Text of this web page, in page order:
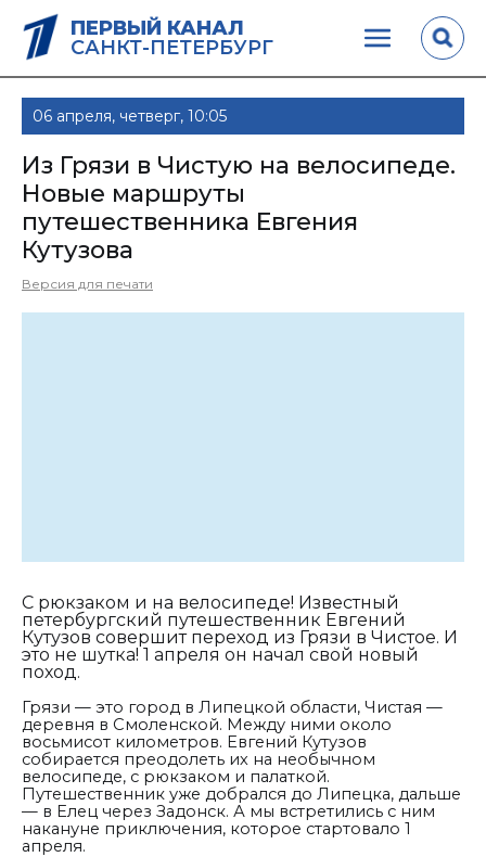
ПЕРВЫЙ КАНАЛ
САНКТ-ПЕТЕРБУРГ
06 апреля, четверг, 10:05
Из Грязи в Чистую на велосипеде.
Новые маршруты
путешественника Евгения
Кутузова
Версия для печати
С рюкзаком и на велосипеде! Известный
петербургский путешественник Евгений
Кутузов совершит переход из Грязи в Чистое. И
это не шутка! 1 апреля он начал свой новый
поход.
Грязи — это город в Липецкой области, Чистая —
деревня в Смоленской. Между ними около
восьмисот километров. Евгений Кутузов
собирается преодолеть их на необычном
велосипеде, с рюкзаком и палаткой.
Путешественник уже добрался до Липецка, дальше
— в Елец через Задонск. А мы встретились с ним
накануне приключения, которое стартовало 1
апреля.